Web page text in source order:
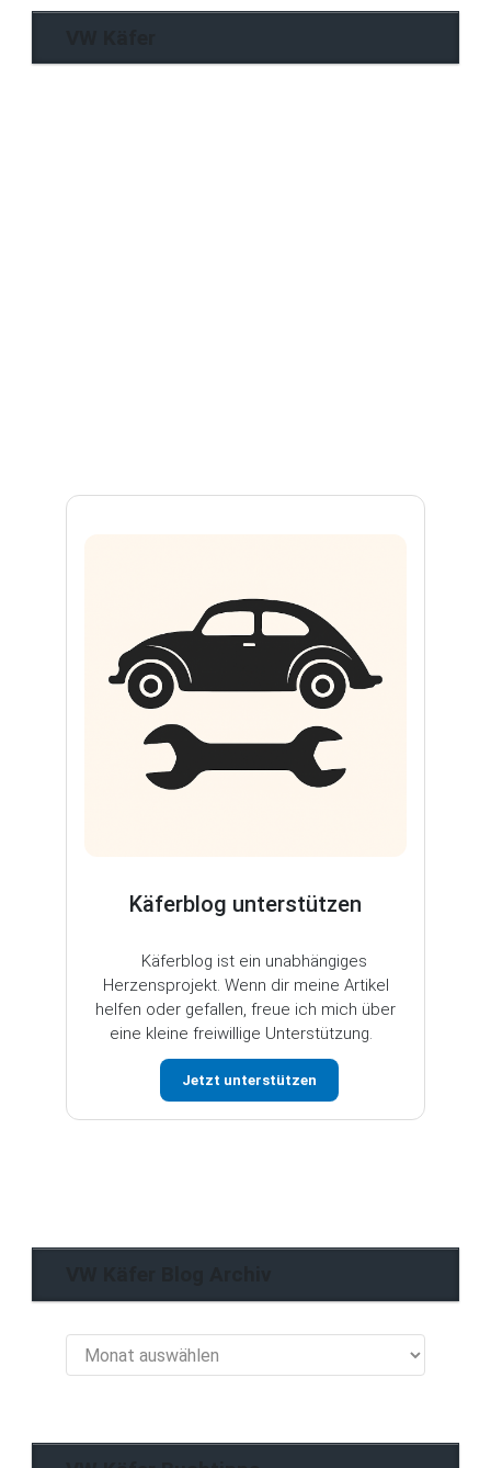
Käferblog unterstützen
Käferblog ist ein unabhängiges
Herzensprojekt. Wenn dir meine Artikel
helfen oder gefallen, freue ich mich über
eine kleine freiwillige Unterstützung.
Jetzt unterstützen
Käfer